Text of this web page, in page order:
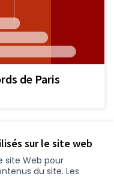
sur le site web
site Web pour
du site. Les
de Paris